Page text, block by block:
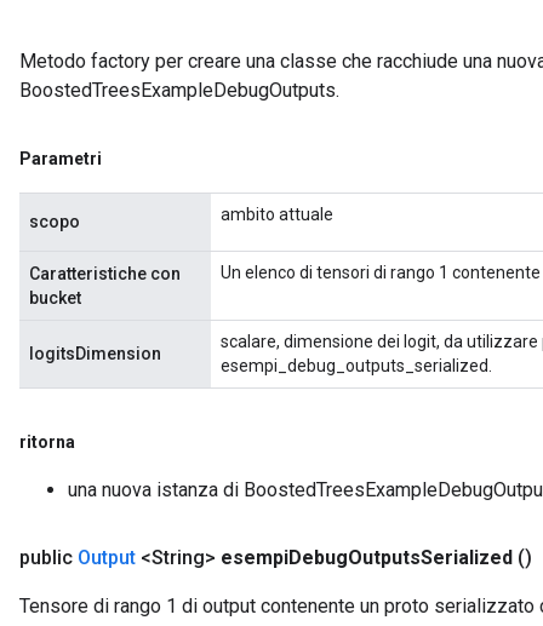
Metodo factory per creare una classe che racchiude una
BoostedTreesExampleDebugOutputs.
Parametri
scopo ambito attuale
Caratteristiche con
bucket
Un elenco di tensori di rango 1
logitsDimension
scalare, dimensione dei logit, da
esempi_debug_outputs_serialized.
ritorna
una nuova istanza di
public Output <String> esempiDebugOutputsSerialized ()
Tensore di rango 1 di output contenente un proto